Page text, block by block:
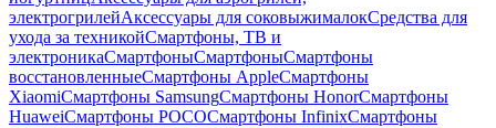
электрогрилейАксессуары для соковыжималокСредства для
ухода за техникойСмартфоны, ТВ и
электроникаСмартфоныСмартфоныСмартфоны
восстановленныеСмартфоны AppleСмартфоны
XiaomiСмартфоны SamsungСмартфоны HonorСмартфоны
HuaweiСмартфоны POCOСмартфоны InfinixСмартфоны